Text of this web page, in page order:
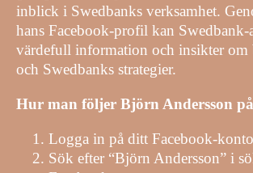
inblick i Swedbanks verksamhet.
hans Facebook-profil kan Swedbank-
värdefull information och insikter om
och Swedbanks strategier.
Hur man följer Björn Andersson
Logga in på ditt Facebook-
Sök efter “Björn Andersson” i